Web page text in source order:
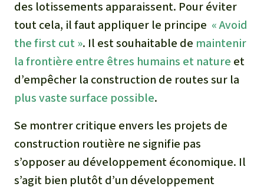
des lotissements apparaissent. Pour éviter
tout cela, il faut appliquer le principe « Avoid
the first cut ». Il est souhaitable de maintenir
la frontière entre êtres humains et nature et
d’empêcher la construction de routes sur la
plus vaste surface possible.
Se montrer critique envers les projets de
construction routière ne signifie pas
s’opposer au développement économique. Il
s’agit bien plutôt d’un développement